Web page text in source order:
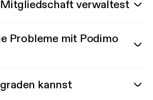
verwaltest
Probleme mit Podimo
kannst